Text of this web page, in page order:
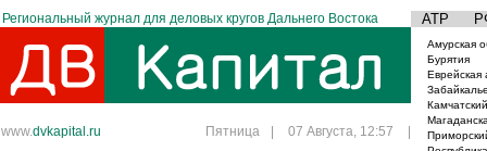
Региональный журнал для деловых кругов Дальнего Востока АТР
www.dvkapital.ru Пятница | 07 Августа, 12:57 |
Амурская
Бурятия
Еврейская